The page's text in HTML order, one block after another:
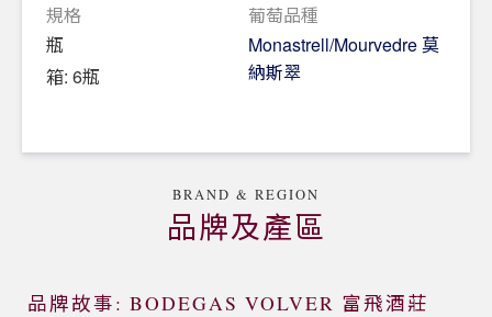
規格
瓶
箱: 6瓶
葡萄品種
Monastrell/Mourvedre 莫
納斯翠
BRAND & REGION
品牌及產區
品牌故事: BODEGAS VOLVER 富飛酒莊